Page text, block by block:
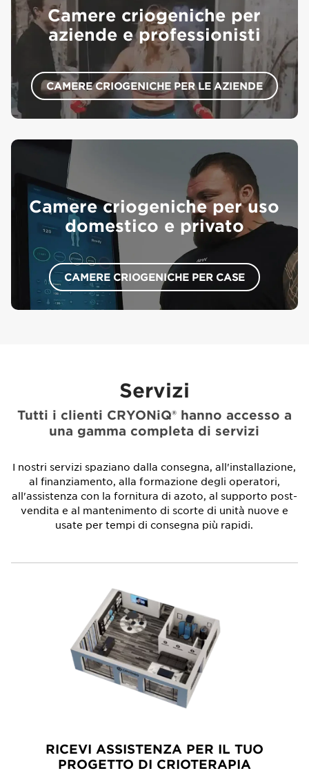
Camere criogeniche per
aziende e professionisti
CAMERE CRIOGENICHE PER LE AZIENDE
Camere criogeniche per uso
domestico e privato
CAMERE CRIOGENICHE PER CASE
Servizi
Tutti i clienti CRYONiQ® hanno accesso a
una gamma completa di servizi
I nostri servizi spaziano dalla consegna, all'installazione,
al finanziamento, alla formazione degli operatori,
all'assistenza con la fornitura di azoto, al supporto post-
vendita e al mantenimento di scorte di unità nuove e
usate per tempi di consegna più rapidi.
RICEVI ASSISTENZA PER IL TUO
PROGETTO DI CRIOTERAPIA